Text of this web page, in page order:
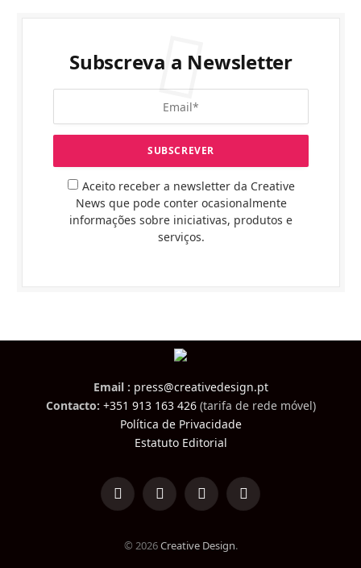
Subscreva a Newsletter
Aceito receber a newsletter da Creative
News que pode conter ocasionalmente
informações sobre iniciativas, produtos e
serviços.
Email : press@creativedesign.pt
Contacto: +351 913 163 426(tarifa de rede móvel)
Política de Privacidade
Estatuto Editorial
LinkedInFacebookInstagramTikTok
© 2026Creative Design.